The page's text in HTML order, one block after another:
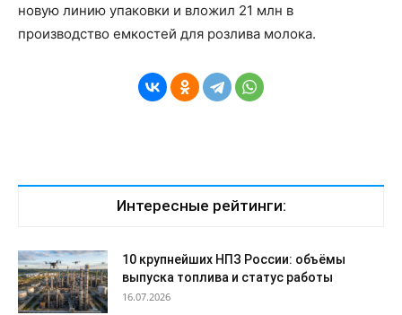
новую линию упаковки и вложил 21 млн в
производство емкостей для розлива молока.
Интересные рейтинги:
10 крупнейших НПЗ России: объёмы
выпуска топлива и статус работы
16.07.2026